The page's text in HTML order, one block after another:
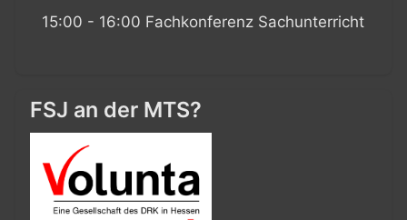
15:00 - 16:00 Fachkonferenz Sachunterricht
FSJ an der MTS?